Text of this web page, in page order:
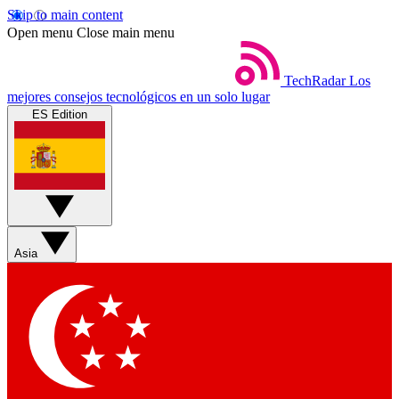
Skip to main content
Open menu Close main menu
TechRadar Los
mejores consejos tecnológicos en un solo lugar
ES Edition
Asia